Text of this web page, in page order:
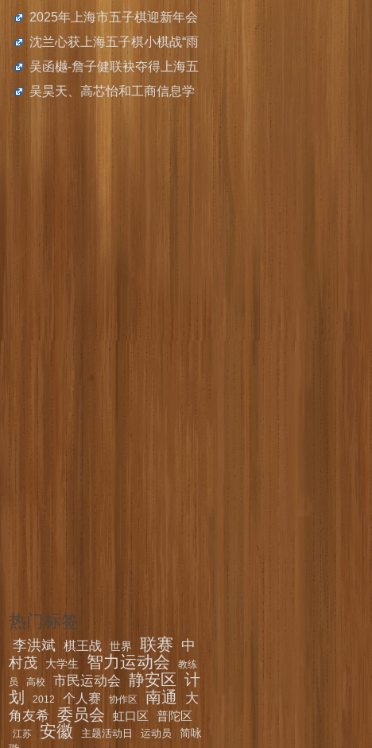
比赛第一场于2月23日举办
2025年上海市五子棋迎新年会
举办
沈兰心获上海五子棋小棋战“雨
月战”优胜
吴函樾-詹子健联袂夺得上海五
子棋迎新年双人联谊赛冠军
吴昊天、高芯怡和工商信息学
热门标签
李洪斌 棋王战 世界 联赛 中
村茂
大学生 智力运动会
教练
员
高校 市民运动会 静安区 计
划
2012 个人赛 协作区 南通
大
角友希 委员会 虹口区 普陀区
江苏 安徽 主题活动日 运动员
简咏